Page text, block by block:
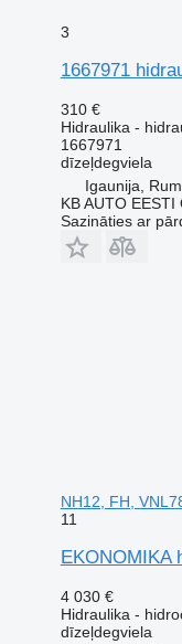
3
1667971
310 €
Hidraulika -
1667971
dīzeļdegviela
Igaunija,
KB AUTO EESTI
Sazināties ar
NH12, FH,
11
EKONOMIKA
4 030 €
Hidraulika -
dīzeļdegviela